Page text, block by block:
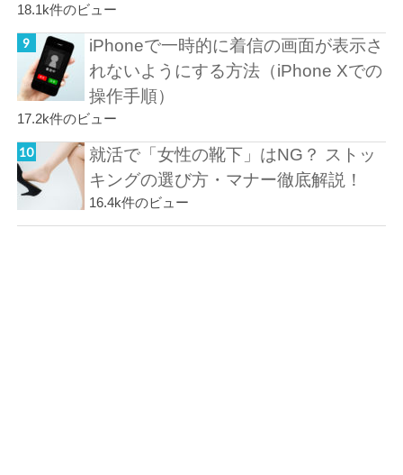
18.1k件のビュー
iPhoneで一時的に着信の画面が表示さ
れないようにする方法（iPhone Xでの
操作手順）
17.2k件のビュー
就活で「女性の靴下」はNG？ ストッ
キングの選び方・マナー徹底解説！
16.4k件のビュー